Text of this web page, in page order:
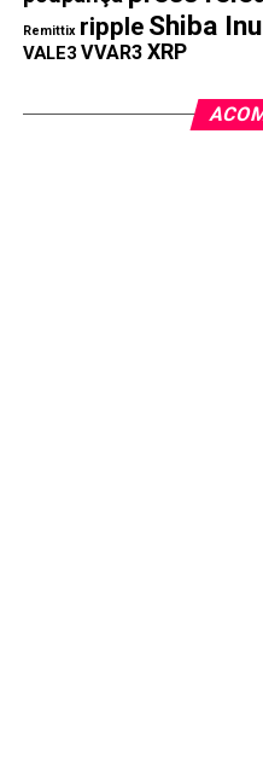
NÃO PERCA:
Petróleo cai 3% com
Remittix ripple Shiba Inu
VALE3 VVAR3 XRP